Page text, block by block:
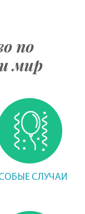
по
мир
СЛУЧАИ